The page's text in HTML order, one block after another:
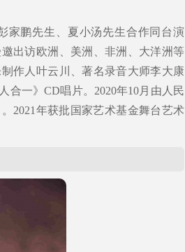
家鹏先生、夏小汤先生合作同台演
出访欧洲、美洲、非洲、大洋洲等
作人叶云川、著名录音大师李大康
合一》CD唱片。2020年10月由人民
2021年获批国家艺术基金舞台艺术